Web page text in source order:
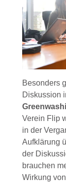
Besonders
Diskussion
Verein Flip
in der
Aufklärung
der
brauchen
Wirkung von